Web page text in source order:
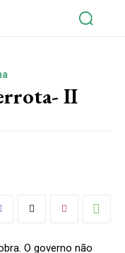
II
O governo não